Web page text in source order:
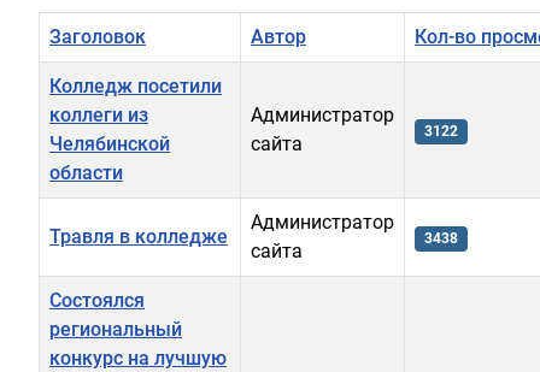
Заголовок Автор Кол-во
Колледж посетили
коллеги из
Челябинской
области
Администратор
сайта
3122
Травля в колледже
Администратор
сайта
3438
Состоялся
региональный
конкурс на лучшую